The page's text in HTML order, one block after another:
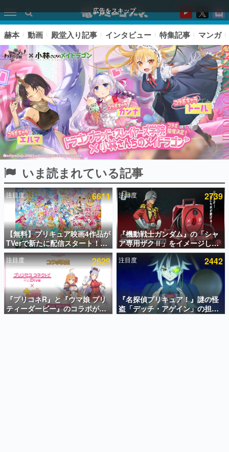
広告をスキップ
ピックアップ
電ファミのいま読まれている記事ランキング
アプリセール情報
インタビュー
連載・特集一覧
殿堂入り記事
SNS拡散数が数千以上！ ページビュー数万以上！ などな
ど。多くの人々に読まれた、電ファミ渾身の“殿堂入り”記
事をまとめました。
赫本 動画 殿堂入り記事 インタビュー 特集記事 マンガ
いま読まれている記事
注目度 6611
【無料】プリキュア映画4作品が
TVerで新たに配信スタート！な
んと2018年～2024年の映画ほぼ
すべてが見放題に、ぶっちゃけ
ありえないラインナップ
注目度 2739
『機動戦士ガンダム』の「シャ
ア専用ザクⅡ」をイメージした
散水ホースリールが予約開始。
本体にはシャアのパーソナルマ
ークやジオン公国軍のエンブレ
ム、型式番号などを配置
注目度 2629
『プリコネR』と『ウマ娘 プリ
ティーダービー』のコラボが決
定！“最大170連無料”の8.5周年
注目度 2442
『名探偵プリキュア！』謎の怪
盗「デッチ・アゲイン」の担当
キャストは天﨑滉平さんと判